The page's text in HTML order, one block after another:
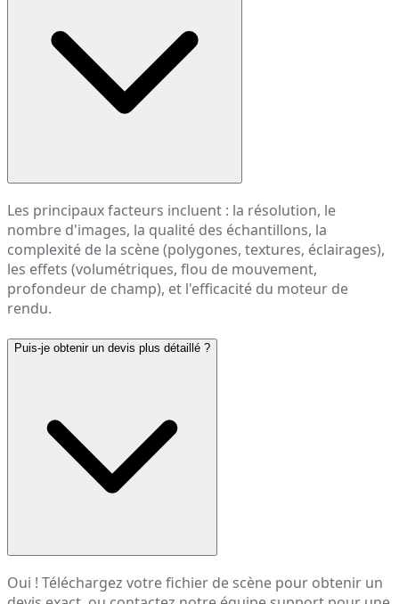
Les principaux facteurs incluent : la résolution, le
nombre d'images, la qualité des échantillons, la
complexité de la scène (polygones, textures, éclairages),
les effets (volumétriques, flou de mouvement,
profondeur de champ), et l'efficacité du moteur de
rendu.
Puis-je obtenir un devis plus détaillé ?
Oui ! Téléchargez votre fichier de scène pour obtenir un